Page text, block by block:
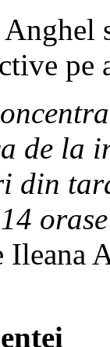
pe
de la
din
Ileana